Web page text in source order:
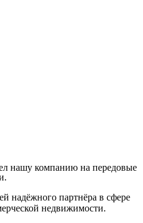
нашу компанию на передовые
надёжного партнёра в сфере
недвижимости.